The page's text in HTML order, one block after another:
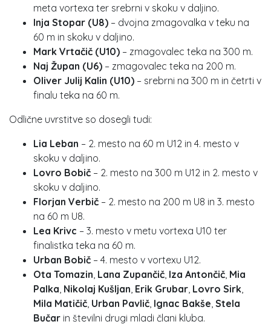
meta vortexa ter srebrni v skoku v daljino.
Inja Stopar (U8) – dvojna zmagovalka v teku na
60 m in skoku v daljino.
Mark Vrtačič (U10) – zmagovalec teka na 300 m.
Naj Župan (U6) – zmagovalec teka na 200 m.
Oliver Julij Kalin (U10) – srebrni na 300 m in četrti v
finalu teka na 60 m.
Odlične uvrstitve so dosegli tudi:
Lia Leban – 2. mesto na 60 m U12 in 4. mesto v
skoku v daljino.
Lovro Bobič – 2. mesto na 300 m U12 in 2. mesto v
skoku v daljino.
Florjan Verbič – 2. mesto na 200 m U8 in 3. mesto
na 60 m U8.
Lea Krivc – 3. mesto v metu vortexa U10 ter
finalistka teka na 60 m.
Urban Bobič – 4. mesto v vortexu U12.
Ota Tomazin, Lana Zupančič, Iza Antončič, Mia
Palka, Nikolaj Kušljan, Erik Grubar, Lovro Sirk,
Mila Matičič, Urban Pavlič, Ignac Bakše, Stela
Bučar in številni drugi mladi člani kluba.